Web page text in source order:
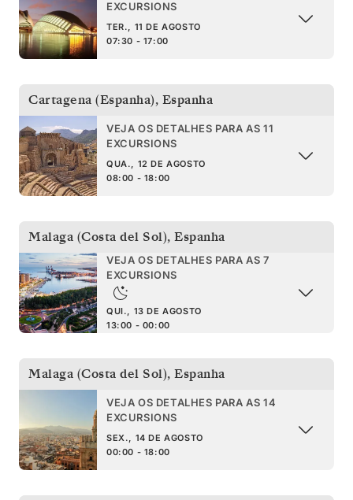
EXCURSIONS
TER., 11 DE AGOSTO
07:30 - 17:00
Cartagena (Espanha), Espanha
VEJA OS DETALHES PARA AS 11
EXCURSIONS
QUA., 12 DE AGOSTO
08:00 - 18:00
Malaga (Costa del Sol), Espanha
VEJA OS DETALHES PARA AS 7
EXCURSIONS
QUI., 13 DE AGOSTO
13:00 - 00:00
Malaga (Costa del Sol), Espanha
VEJA OS DETALHES PARA AS 14
EXCURSIONS
SEX., 14 DE AGOSTO
00:00 - 18:00